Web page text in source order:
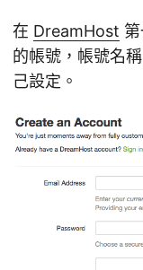
在 DreamHost
的帳號，帳號名
己設定。